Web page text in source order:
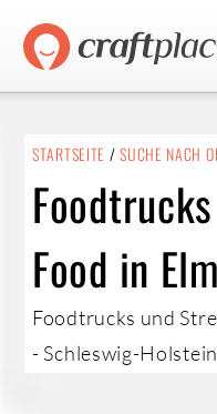
STARTSEITE /SUCHE NACH
Food in
Foodtrucks und
- Schleswig-Holstein